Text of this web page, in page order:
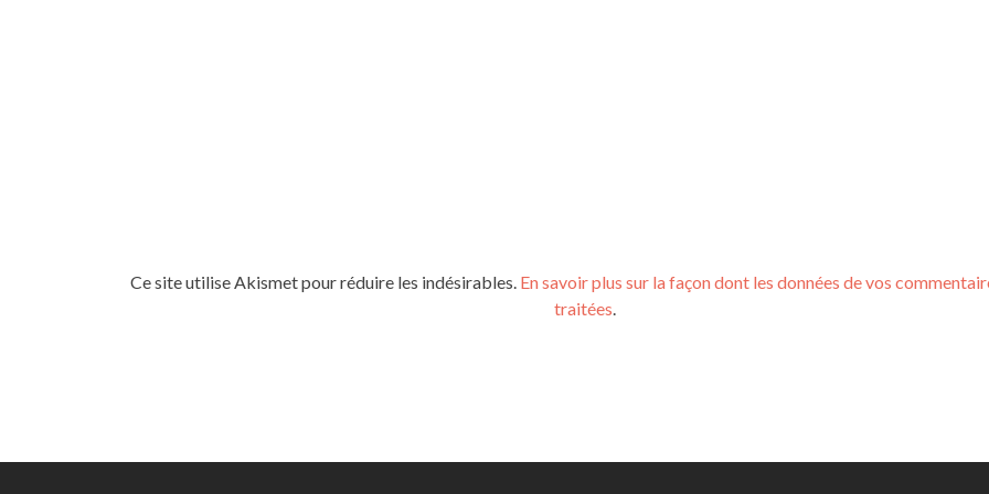
Ce site utilise Akismet pour réduire les indésirables. En savoir plus sur la façon dont les données de vos
traitées.